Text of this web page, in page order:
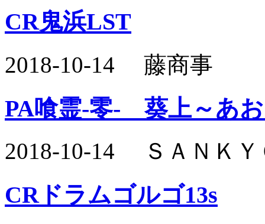
CR鬼浜LST
2018-10-14 藤商事
PA喰霊-零- 葵上～あ
2018-10-14 ＳＡＮＫ
CRドラムゴルゴ13s